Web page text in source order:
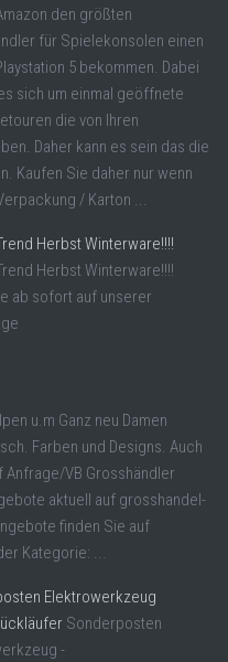
den größten
für Spielekonsolen einen
5 bekommen. Dabei
sich um einmal geöffnete
die von Ihren
Daher kann es sein das die
Kaufen Sie daher nur wenn
/ Karton ...
Herbst Winterware!!!!
Herbst Winterware!!!!
ab sofort auf unserer
u.m Ganz neu Damen
Farben und Designs. Auch
Anfrage/VB Grosshändler
aktuell auf grosshandel-
finden Sie auf
Kategorie: ...
Elektrowerkzeug
Sonderposten
-